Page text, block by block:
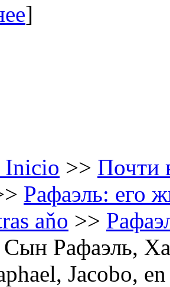
]
Inicio >> Почти
Рафаэль: его
aňo >>
Сын Рафаэль,
Jacobo,